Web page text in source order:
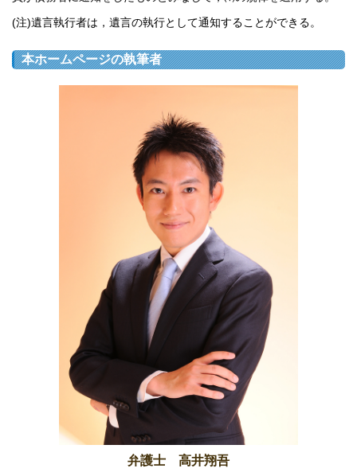
(注)遺言執行者は，遺言の執行として通知することができる。
本ホームページの執筆者
弁護士 高井翔吾